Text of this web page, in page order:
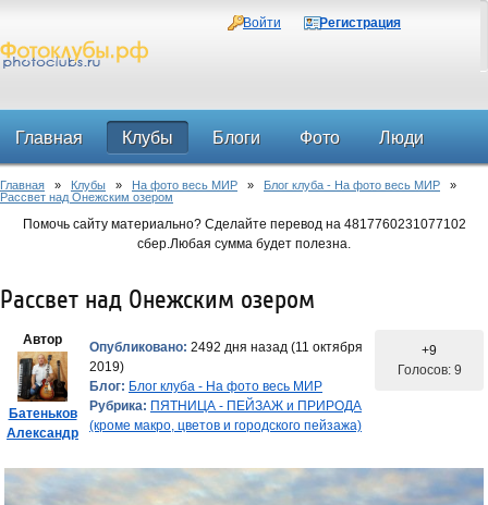
Войти Регистрация
Главная Клубы Блоги Фото Люди
Форум
Главная » Клубы » На фото весь МИР » Блог клуба - На фото весь МИР »
Рассвет над Онежским озером
Помочь сайту материально? Сделайте перевод на 4817760231077102
сбер.Любая сумма будет полезна.
Рассвет над Онежским озером
Автор
Батеньков
Александр
Опубликовано: 2492 дня назад (11 октября
2019)
Блог: Блог клуба - На фото весь МИР
Рубрика: ПЯТНИЦА - ПЕЙЗАЖ и ПРИРОДА
(кроме макро, цветов и городского пейзажа)
+9
Голосов: 9